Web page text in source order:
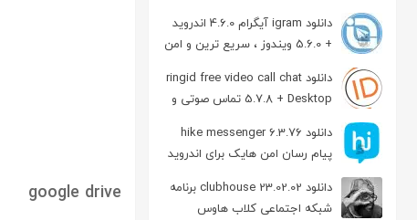
دانلود igram آیگرام 4.6.0 اندروید
+ 5.6.0 ویندوز ، سریع ترین و امن
ترین نسخه تلگرام
دانلود ringid free video call chat
5.7.8 + Desktop تماس صوتی و
تصویری در اندروید
دانلود hike messenger 6.3.76
پیام‌ رسان‌ امن هایک برای اندروید
دانلود clubhouse 23.02.02 برنامه
شبکه اجتماعی کلاب هاوس
google drive